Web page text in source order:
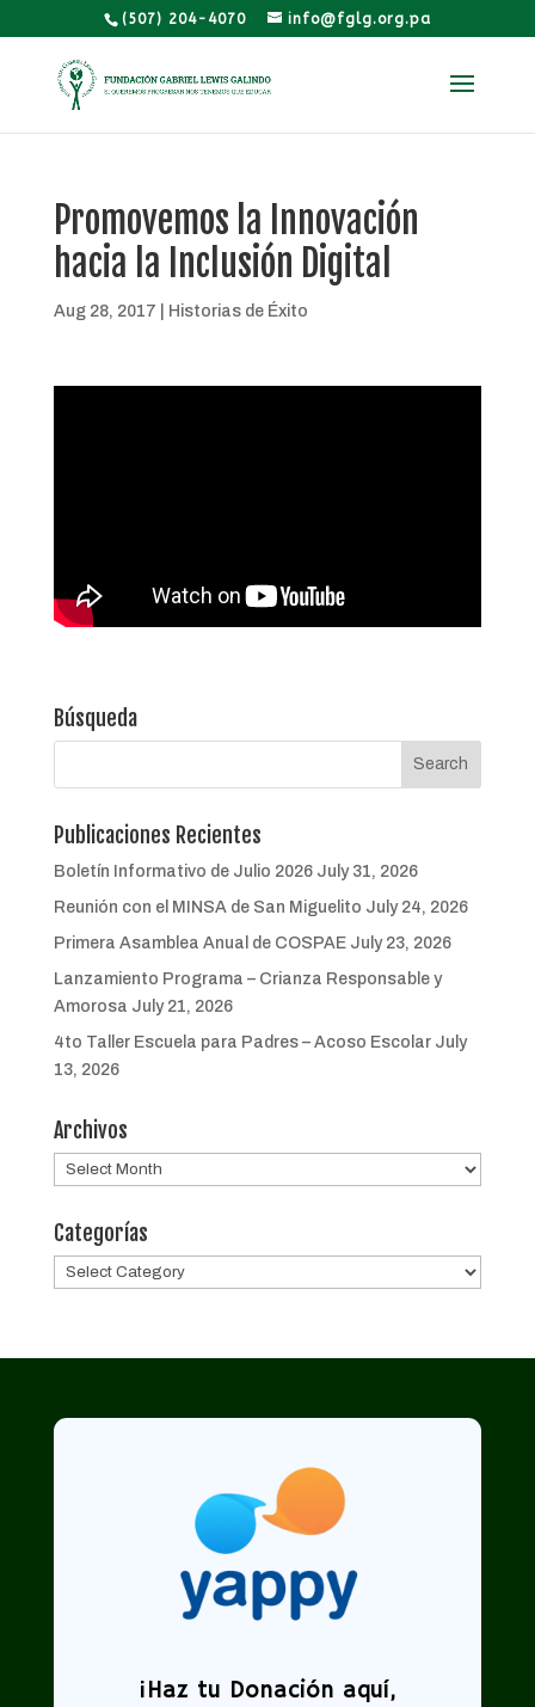
(507) 204-4070 info@fglg.org.pa
Promovemos la Innovación
hacia la Inclusión Digital
Aug 28, 2017 Historias de Éxito
Búsqueda
Publicaciones Recientes
Boletín Informativo de Julio 2026 July 31, 2026
Reunión con el MINSA de San Miguelito July 24, 2026
Primera Asamblea Anual de COSPAE July 23, 2026
Lanzamiento Programa – Crianza Responsable y
Amorosa July 21, 2026
4to Taller Escuela para Padres – Acoso Escolar July
13, 2026
Archivos
Archivos
Categorías
Categorías
¡Haz tu Donación aquí,